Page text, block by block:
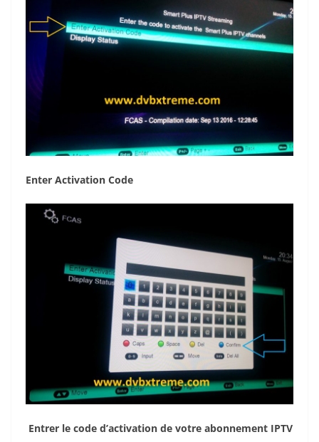
Enter Activation Code
Entrer le code d’activation de votre abonnement IPTV